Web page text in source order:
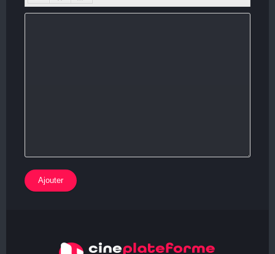
Ajouter